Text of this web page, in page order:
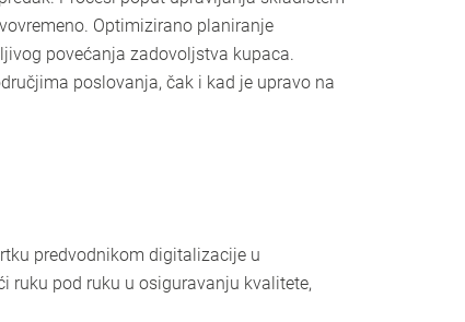
Optimizirano planiranje
povećanja zadovoljstva kupaca.
poslovanja, čak i kad je upravo na
predvodnikom digitalizacije u
ruku pod ruku u osiguravanju kvalitete,